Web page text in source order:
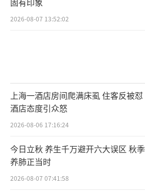
2026-08-07 13:52:02
上海一酒店房间爬满床虱 住客反被怼
酒店态度引众怒
2026-08-06 17:16:24
今日立秋 养生千万避开六大误区 秋季
养肺正当时
2026-08-07 07:41:58